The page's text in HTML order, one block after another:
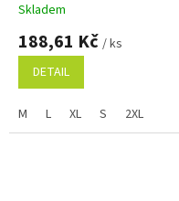
Skladem
188,61 Kč / ks
DETAIL
M L XL S 2XL